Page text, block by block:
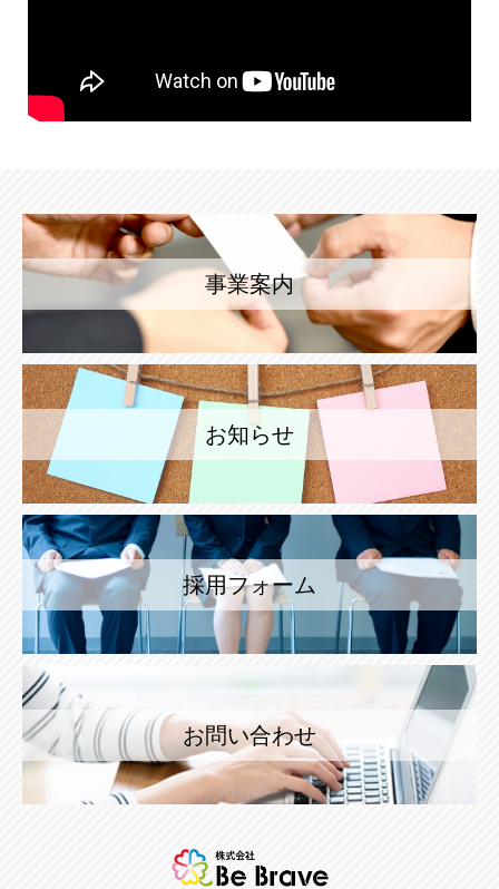
事業案内
お知らせ
採用フォーム
お問い合わせ